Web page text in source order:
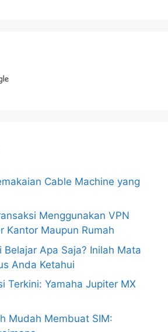
Cable Machine yang
Menggunakan VPN
Kantor Maupun Rumah
Belajar Apa Saja? Inilah Mata
Anda Ketahui
Terkini: Yamaha Jupiter MX
Mudah Membuat SIM: